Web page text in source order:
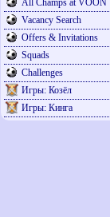
All Champs at VOON
Vacancy Search
Offers & Invitations
Squads
Challenges
Игры: Козёл
Игры: Кинга